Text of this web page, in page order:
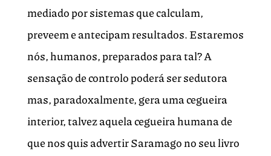
mediado por sistemas que calculam,
preveem e antecipam resultados. Estaremos
nós, humanos, preparados para tal? A
sensação de controlo poderá ser sedutora
mas, paradoxalmente, gera uma cegueira
interior, talvez aquela cegueira humana de
que nos quis advertir Saramago no seu livro